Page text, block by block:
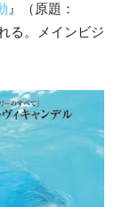
』（原題：
る。メインビジ